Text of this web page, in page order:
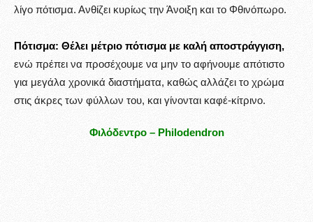
λίγο πότισμα. Ανθίζει κυρίως την Άνοιξη και το Φθινόπωρο.
Πότισμα: Θέλει μέτριο πότισμα με καλή αποστράγγιση,
ενώ πρέπει να προσέχουμε να μην το αφήνουμε απότιστο
για μεγάλα χρονικά διαστήματα, καθώς αλλάζει το χρώμα
στις άκρες των φύλλων του, και γίνονται καφέ-κίτρινο.
Φιλόδεντρο – Philodendron